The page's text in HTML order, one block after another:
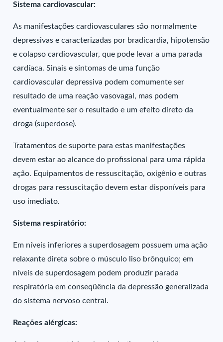
Sistema cardiovascular:
As manifestações cardiovasculares são normalmente
depressivas e caracterizadas por bradicardia, hipotensão
e colapso cardiovascular, que pode levar a uma parada
cardíaca. Sinais e sintomas de uma função
cardiovascular depressiva podem comumente ser
resultado de uma reação vasovagal, mas podem
eventualmente ser o resultado e um efeito direto da
droga (superdose).
Tratamentos de suporte para estas manifestações
devem estar ao alcance do profissional para uma rápida
ação. Equipamentos de ressuscitação, oxigênio e outras
drogas para ressuscitação devem estar disponíveis para
uso imediato.
Sistema respiratório:
Em níveis inferiores a superdosagem possuem uma ação
relaxante direta sobre o músculo liso brônquico; em
níveis de superdosagem podem produzir parada
respiratória em conseqüência da depressão generalizada
do sistema nervoso central.
Reações alérgicas: